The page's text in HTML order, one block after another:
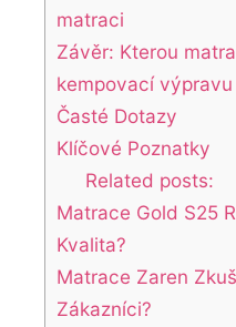
matraci
Závěr: Kterou
⁢kempovací výpravu
Časté⁢ Dotazy
Klíčové Poznatky
Related posts:
Matrace Gold S25
Kvalita?
Matrace Zaren
Zákazníci?